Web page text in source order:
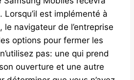
est implémenté à
le navigateur de l’entreprise
options pour fermer les
pas: une qui prend
ouverture et une autre